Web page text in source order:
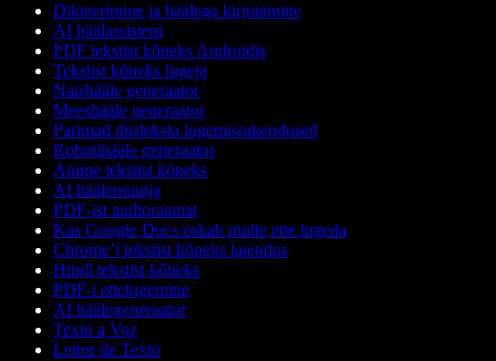
Dikteerimine ja häälega kirjutamine
AI häälassistent
PDF tekstist kõneks Androidis
Tekstist kõneks lugeja
Naishääle generaator
Meeshääle generaator
Parimad düsleksia lugemisrakendused
Robotihääle generaator
Anime tekstist kõneks
AI häälemuutja
PDF-ist audioraamat
Kas Google Docs oskab mulle ette lugeda
Chrome’i tekstist kõneks laiendus
Hindi tekstist kõneks
PDF-i ettelugemine
AI häälegeneraator
Texto a Voz
Leitor de Texto